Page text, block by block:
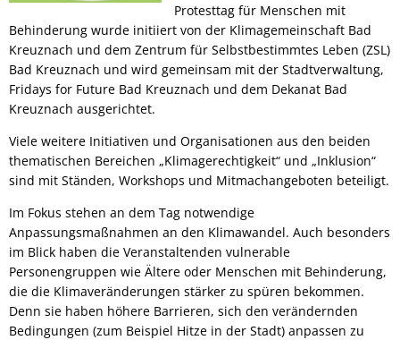
Protesttag für Menschen mit
Behinderung wurde initiiert von der Klimagemeinschaft Bad
Kreuznach und dem Zentrum für Selbstbestimmtes Leben (ZSL)
Bad Kreuznach und wird gemeinsam mit der Stadtverwaltung,
Fridays for Future Bad Kreuznach und dem Dekanat Bad
Kreuznach ausgerichtet.
Viele weitere Initiativen und Organisationen aus den beiden
thematischen Bereichen „Klimagerechtigkeit“ und „Inklusion“
sind mit Ständen, Workshops und Mitmachangeboten beteiligt.
Im Fokus stehen an dem Tag notwendige
Anpassungsmaßnahmen an den Klimawandel. Auch besonders
im Blick haben die Veranstaltenden vulnerable
Personengruppen wie Ältere oder Menschen mit Behinderung,
die die Klimaveränderungen stärker zu spüren bekommen.
Denn sie haben höhere Barrieren, sich den verändernden
Bedingungen (zum Beispiel Hitze in der Stadt) anpassen zu